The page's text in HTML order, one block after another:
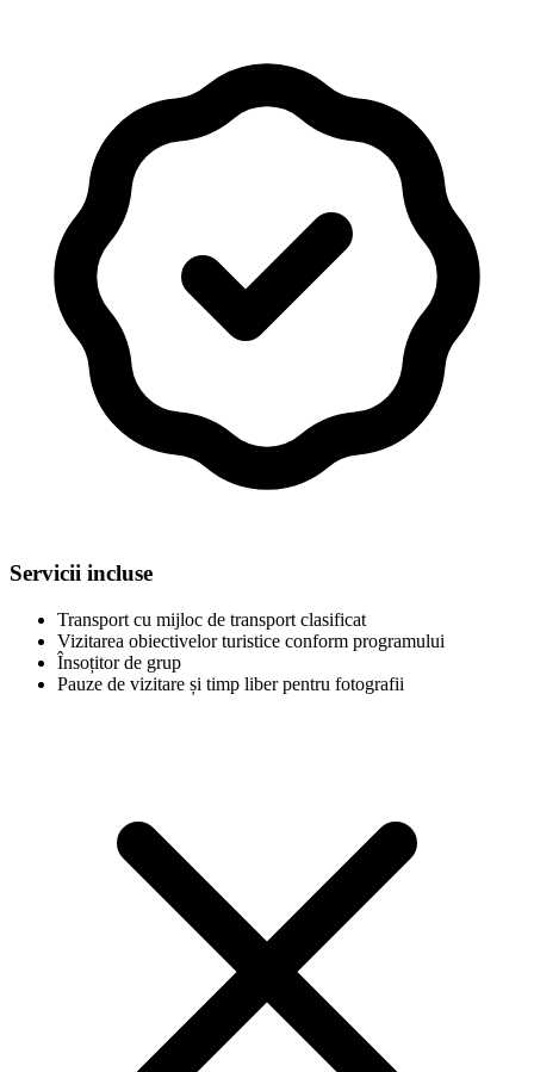
Servicii incluse
Transport cu mijloc de transport clasificat
Vizitarea obiectivelor turistice conform programului
Însoțitor de grup
Pauze de vizitare și timp liber pentru fotografii